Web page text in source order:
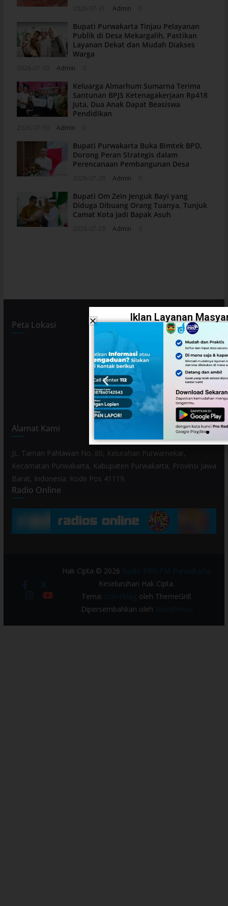
Admin
Bupati Purwakarta Tinjau Pelayanan
Publik di Desa Mekargalih, Pastikan
Layanan Dekat dan Mudah Diakses
Warga
Admin
Keluarga Almarhum Sumarna Terima
Santunan BPJS Ketenagakerjaan Rp418
Juta, Dua Anak Dapat Beasiswa
Pendidikan
Admin
Bupati Purwakarta Buka Bimtek BPD,
Dorong Peran Strategis dalam
Perencanaan Pembangunan Desa
Admin
Bupati Om Zein Jenguk Bayi yang
Diduga Dibuang Orang Tuanya, Tunjuk
Camat Kota Jadi Bapak Asuh
Admin
Peta Lokasi
Alamat Kami
JL. Taman Pahlawan No. 80, Kelurahan Purwamekar,
Kecamatan Purwakarta, Kabupaten Purwakarta, Provinsi Jawa
Barat, Indonesia. Kode Pos 41119.
Radio Online
Hak Cipta © 2026 Radio PRO FM Purwakarta.
Keseluruhan Hak Cipta.
Tema: ColorMagoleh ThemeGrill.
Dipersembahkan oleh WordPress .
Iklan Layanan